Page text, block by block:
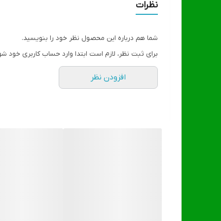
نظرات
شما هم درباره این محصول نظر خود را بنویسید.
برای ثبت نظر، لازم است ابتدا وارد حساب کاربری خود
افزودن نظر